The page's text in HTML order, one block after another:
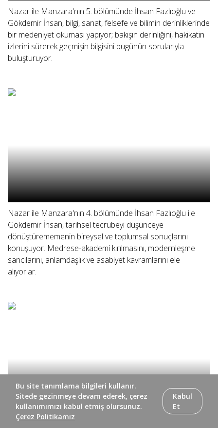
Nazar ile Manzara'nın 5. bölümünde İhsan Fazlıoğlu ve
Gökdemir İhsan, bilgi, sanat, felsefe ve bilimin derinliklerinde
bir medeniyet okuması yapıyor; bakışın derinliğini, hakikatin
izlerini sürerek geçmişin bilgisini bugünün sorularıyla
buluşturuyor.
Nazar ile Manzara'nın 4. bölümünde İhsan Fazlıoğlu ile
Gökdemir İhsan, tarihsel tecrübeyi düşünceye
dönüştürememenin bireysel ve toplumsal sonuçlarını
konuşuyor. Medrese-akademi kırılmasını, modernleşme
sancılarını, anlamdaşlık ve asabiyet kavramlarını ele
alıyorlar.
Bu site tanımlama bilgileri kullanır.
Sitede gezinmeye devam ederek, çerez
kullanımımızı kabul etmiş olursunuz.
Çerez Politikamız
Kabul
Et